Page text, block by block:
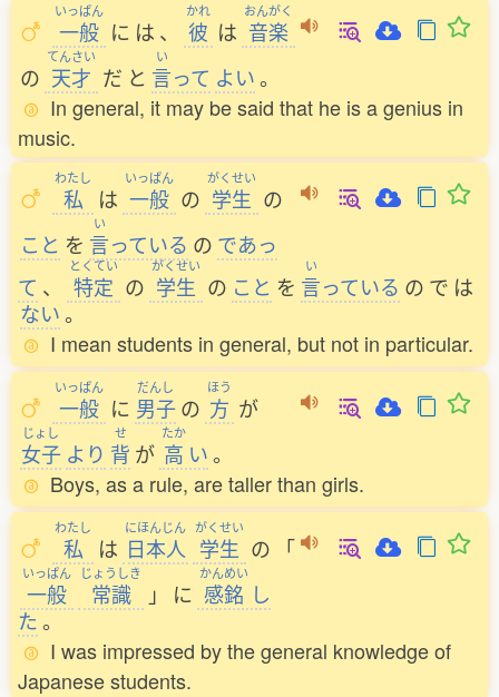
いっぱん
一般 に は 、
かれ
彼 は
おんがく
音楽
の
てんさい
天才 だ と
い
言って よい。
In general, it may be said that he is a genius in
music.
わたし
私 は
いっぱん
一般 の
がくせい
学生 の
こと を
い
言っている の であっ
て 、
とくてい
特定 の
がくせい
学生 の こと を
い
言っている の で は
ない。
I mean students in general, but not in particular.
いっぱん
一般 に
だんし
男子 の
ほう
方 が
じょし
女子 より
せ
背 が
たか
高 い。
Boys, as a rule, are taller than girls.
わたし
私 は
にほんじん
日本人
がくせい
学生 の 「
いっぱん
一般
じょうしき
常識 」 に
かんめい
感銘 し
た。
I was impressed by the general knowledge of
Japanese students.